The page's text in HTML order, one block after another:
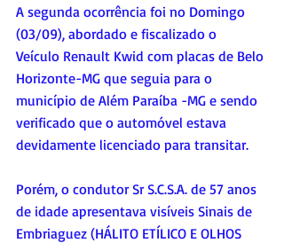
A segunda ocorrência foi no Domingo
(03/09), abordado e fiscalizado o
Veículo Renault Kwid com placas de Belo
Horizonte-MG que seguia para o
município de Além Paraíba -MG e sendo
verificado que o automóvel estava
devidamente licenciado para transitar.
Porém, o condutor Sr S.C.S.A. de 57 anos
de idade apresentava visíveis Sinais de
Embriaguez (HÁLITO ETÍLICO E OLHOS